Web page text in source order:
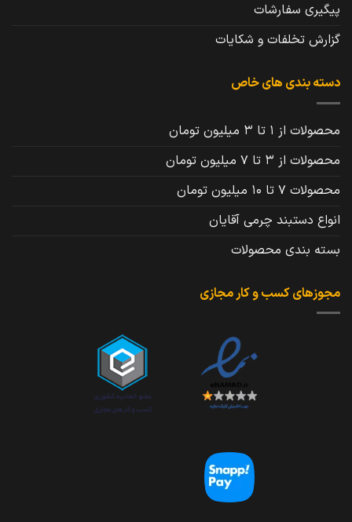
پیگیری سفارشات
گزارش تخلفات و شکایات
دسته بندی های خاص
محصولات از 1 تا 3 میلیون تومان
محصولات از 3 تا 7 میلیون تومان
محصولات 7 تا 10 میلیون تومان
انواع دستبند چرمی آقایان
بسته بندی محصولات
مجوزهای کسب و کار مجازی